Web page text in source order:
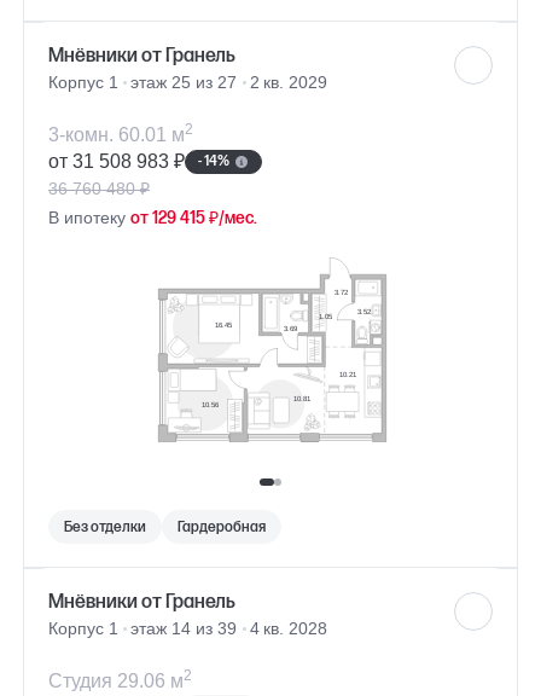
Мнёвники от Гранель
Корпус 1 этаж 25 из 27 2 кв. 2029
3-комн. 60.01 м2
от 31 508 983 ₽ - 14%
36 760 480 ₽
В ипотеку от 129 415 ₽/мес.
Без отделки Гардеробная
Мнёвники от Гранель
Корпус 1 этаж 14 из 39 4 кв. 2028
Студия 29.06 м2